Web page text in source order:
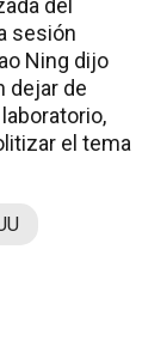
del
sesión
Ning dijo
dejar de
el tema